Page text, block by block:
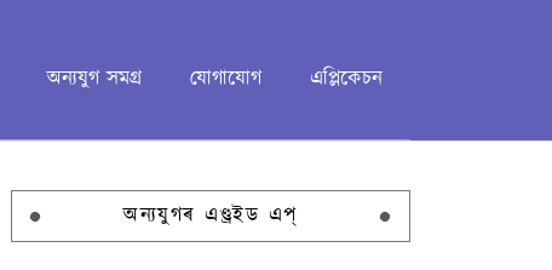
অন্যযুগ সমগ্ৰ যোগাযোগ এপ্লিকেচন
অন্যযুগৰ এণ্ড্ৰইড এপ্